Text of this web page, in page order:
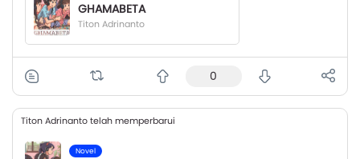
GHAMABETA
Titon Adrinanto
0
Titon Adrinanto telah memperbarui
Novel